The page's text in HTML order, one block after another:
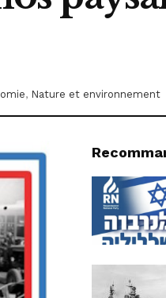
, Nature et environnement